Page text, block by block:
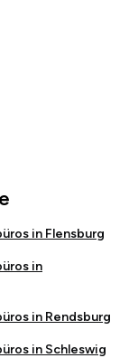
in Flensburg
in
in Rendsburg
in Schleswig